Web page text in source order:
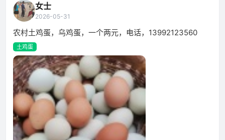
女士
2026-05-31
农村土鸡蛋，乌鸡蛋，一个两元，电话，13992123560
土鸡蛋